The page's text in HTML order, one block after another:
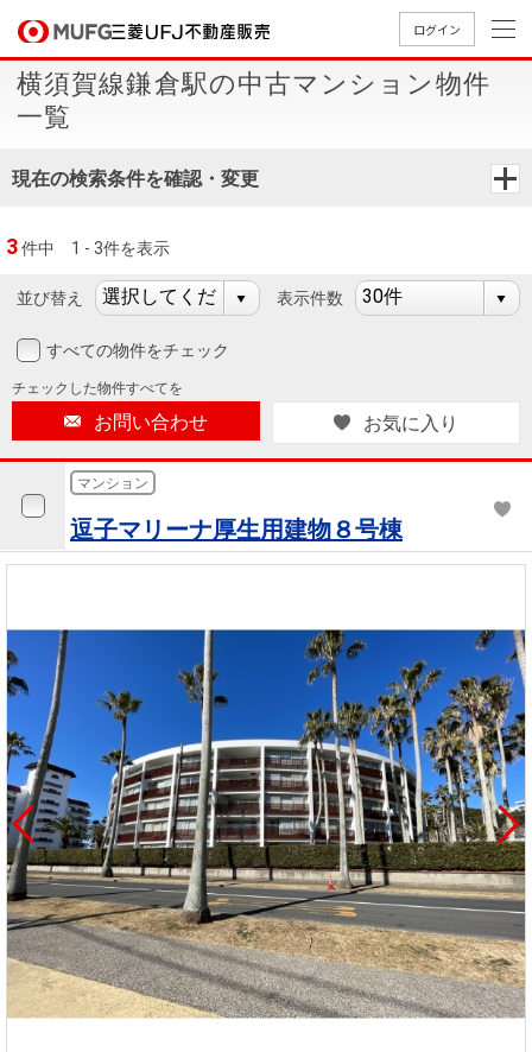
ログイン
買いたいTOP
中古
マン
ショ
ンを
探す
築・
中古
建て
を探
を
探
す
用物
件を
探す
購入向け
サービス
住宅ロー
ンシミュ
レーショ
ン
住まい1プ
ラス（お
役立ちコ
ラム）
売りたいTOP
無
料
査
定
却
相
金額
売却向け
サービス
周辺相場
検索
住まい1プ
ラス（お
役立ちコ
ラム）
住まいと
暮らしの
税金の本
売却ガイ
ド
店舗案内TOP
店舗のご
案内（首
都圏）
古屋）
案内（関
西）
会社情報TOP
ごあいさ
つ
Way
経営ビジ
ョン
沿革
本社地
ニュース
会社案内
（電子ブ
ック版）
採用情報TOP
新卒採用
情報
買いたい
売りたい
店舗案内
会社情報
採用情報
法人のお客さま
提携企業にお勤めの方
閉じる
横須賀線鎌倉駅の中古マンション物件
一覧
現在の検索条件を確認・変更
3件中 1 - 3件を表示
並び替え 表示件数
すべての物件をチェック
チェックした物件すべてを
お問い合わせ お気に入り
マンション
逗子マリーナ厚生用建物８号棟